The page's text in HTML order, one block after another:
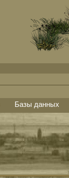
Базы данных